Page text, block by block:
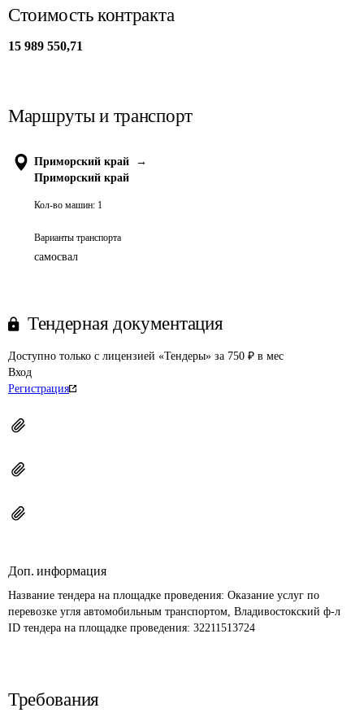
Стоимость контракта
15 989 550,71
Маршруты и транспорт
Приморский край
→
Приморский край
Кол-во машин: 1
Варианты транспорта
самосвал
Тендерная документация
Доступно только с лицензией «Тендеры» за 750 ₽ в мес
Вход
Регистрация
Доп. информация
Название тендера на площадке проведения: Оказание услуг по
перевозке угля автомобильным транспортом, Владивостокский ф-л
ID тендера на площадке проведения: 32211513724
Требования